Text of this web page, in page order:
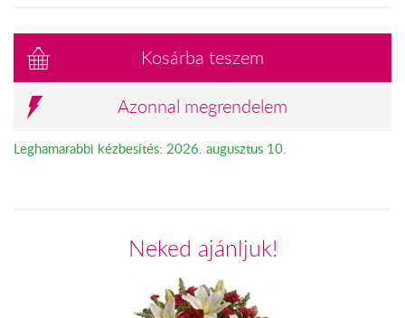
Kosárba teszem
Azonnal megrendelem
Leghamarabbi kézbesítés: 2026. augusztus 10.
Neked ajánljuk!